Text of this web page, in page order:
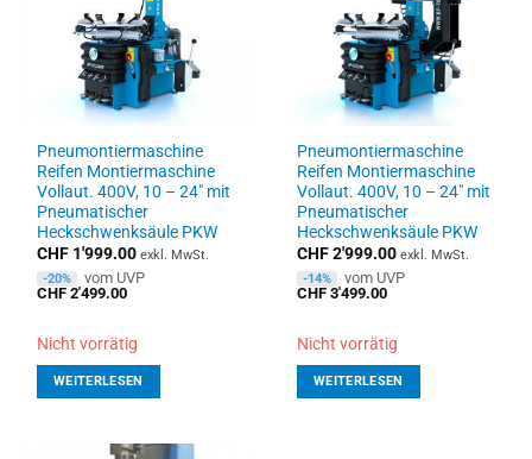
Pneumontiermaschine
Reifen Montiermaschine
Vollaut. 400V, 10 – 24″ mit
Pneumatischer
Heckschwenksäule PKW
CHF 1'999.00 exkl. MwSt.
-20%
vom UVP
CHF 2'499.00
Nicht vorrätig
WEITERLESEN
Pneumontiermaschine
Reifen Montiermaschine
Vollaut. 400V, 10 – 24″ mit
Pneumatischer
Heckschwenksäule PKW
CHF2'999.00 exkl. MwSt.
-14%
vom UVP
CHF 3'499.00
Nicht vorrätig
WEITERLESEN